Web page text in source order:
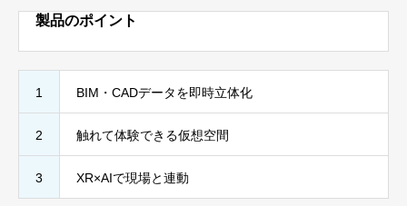
製品のポイント
1 BIM・CADデータを即時立体化
2 触れて体験できる仮想空間
3 XR×AIで現場と連動